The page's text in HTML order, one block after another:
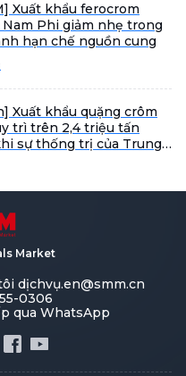
Xuất khẩu ferocrom
Nam Phi giảm nhẹ trong
hạn chế nguồn cung
Xuất khẩu quặng crôm
trì trên 2,4 triệu tấn
sự thống trị của Trung
Market
dịchvụ.en@smm.cn
0306
qua WhatsApp